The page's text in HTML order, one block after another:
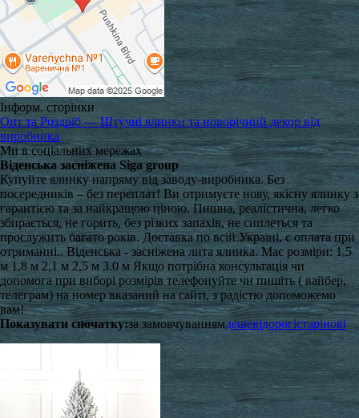
Інформ. сторінки
Опт та Роздріб — Штучні ялинки та новорічний декор від
виробника
Ми в соціальних мережах
Віденська засніжена Siga group
Купуйте ялинку напряму від заводу-виробника. Без
посередників – без переплат! Ви отримуєте нову, якісну ялинку з
гарантією та за найкращою ціною. Пишна, реалістична, легко
збирається, не горить, без різких запахів, не сиплеться та
прослужить багато років. Доставка по всій Україні, є оплата при
отриманні.. Віденська - засніжена лита ялинка. Має розміри: 1,5
м 1,8 м 2,1 м 2,5 м 3.0 м Якщо потрібна консультація чи
допомога при виборі розмірів телефонуйте чи пишіть ( вайбер,
телеграм) на номер вказаний на сайті, з радістю допоможемо
вам!
Показувати спочатку:за замовчуваннямдешевідорогістарінові